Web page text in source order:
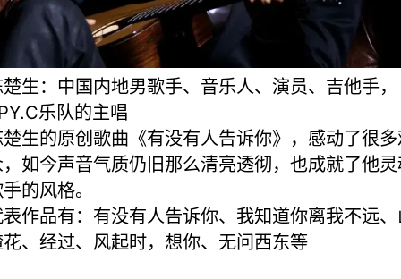
生：中国内地男歌手、音乐人、演员、吉他手，
乐队的主唱
生的原创歌曲《有没有人告诉你》，感动了很
如今声音气质仍旧那么清亮透彻，也成就了他
的风格。
作品有：有没有人告诉你、我知道你离我不远
、经过、风起时，想你、无问西东等